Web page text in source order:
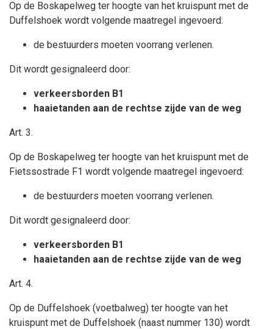
Op de Boskapelweg ter hoogte van het kruispunt met de
Duffelshoek wordt volgende maatregel ingevoerd:
de bestuurders moeten voorrang verlenen.
Dit wordt gesignaleerd door:
verkeersborden B1
haaietanden aan de rechtse zijde van de weg
Art. 3.
Op de Boskapelweg ter hoogte van het kruispunt met de
Fietssostrade F1 wordt volgende maatregel ingevoerd:
de bestuurders moeten voorrang verlenen.
Dit wordt gesignaleerd door:
verkeersborden B1
haaietanden aan de rechtse zijde van de weg
Art. 4.
Op de Duffelshoek (voetbalweg) ter hoogte van het
kruispunt met de Duffelshoek (naast nummer 130) wordt